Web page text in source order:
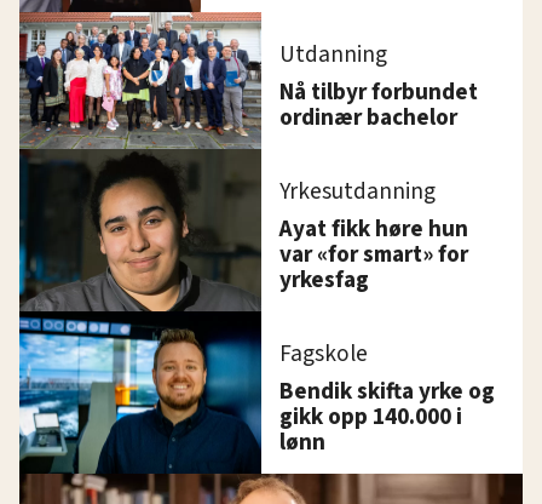
Utdanning
Nå tilbyr forbundet
ordinær bachelor
Yrkesutdanning
Ayat fikk høre hun
var «for smart» for
yrkesfag
Fagskole
Bendik skifta yrke og
gikk opp 140.000 i
lønn